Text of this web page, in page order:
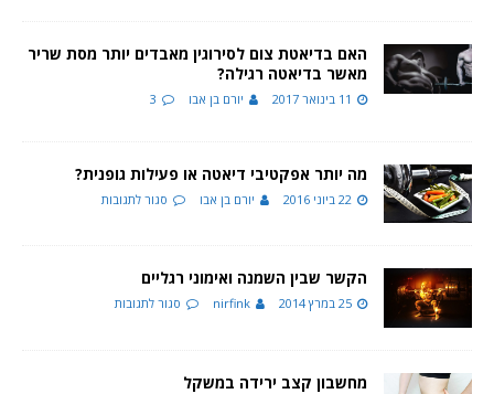
האם בדיאטת צום לסירוגין מאבדים יותר מסת שריר
מאשר בדיאטה רגילה?
11 בינואר 2017 יורם בן אבו 3
מה יותר אפקטיבי דיאטה או פעילות גופנית?
22 ביוני 2016 יורם בן אבו סגור לתגובות
הקשר שבין השמנה ואימוני רגליים
25 במרץ 2014 nirfink סגור לתגובות
מחשבון קצב ירידה במשקל